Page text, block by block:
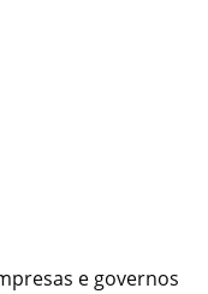
e governos